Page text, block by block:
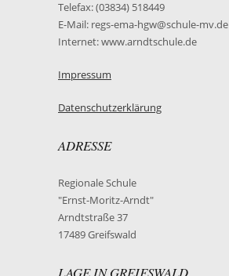
Telefax: (03834) 518449
E-Mail: regs-ema-hgw@schule-mv.de
Internet: www.arndtschule.de
Impressum
Datenschutzerklärung
ADRESSE
Regionale Schule
"Ernst-Moritz-Arndt"
Arndtstraße 37
17489 Greifswald